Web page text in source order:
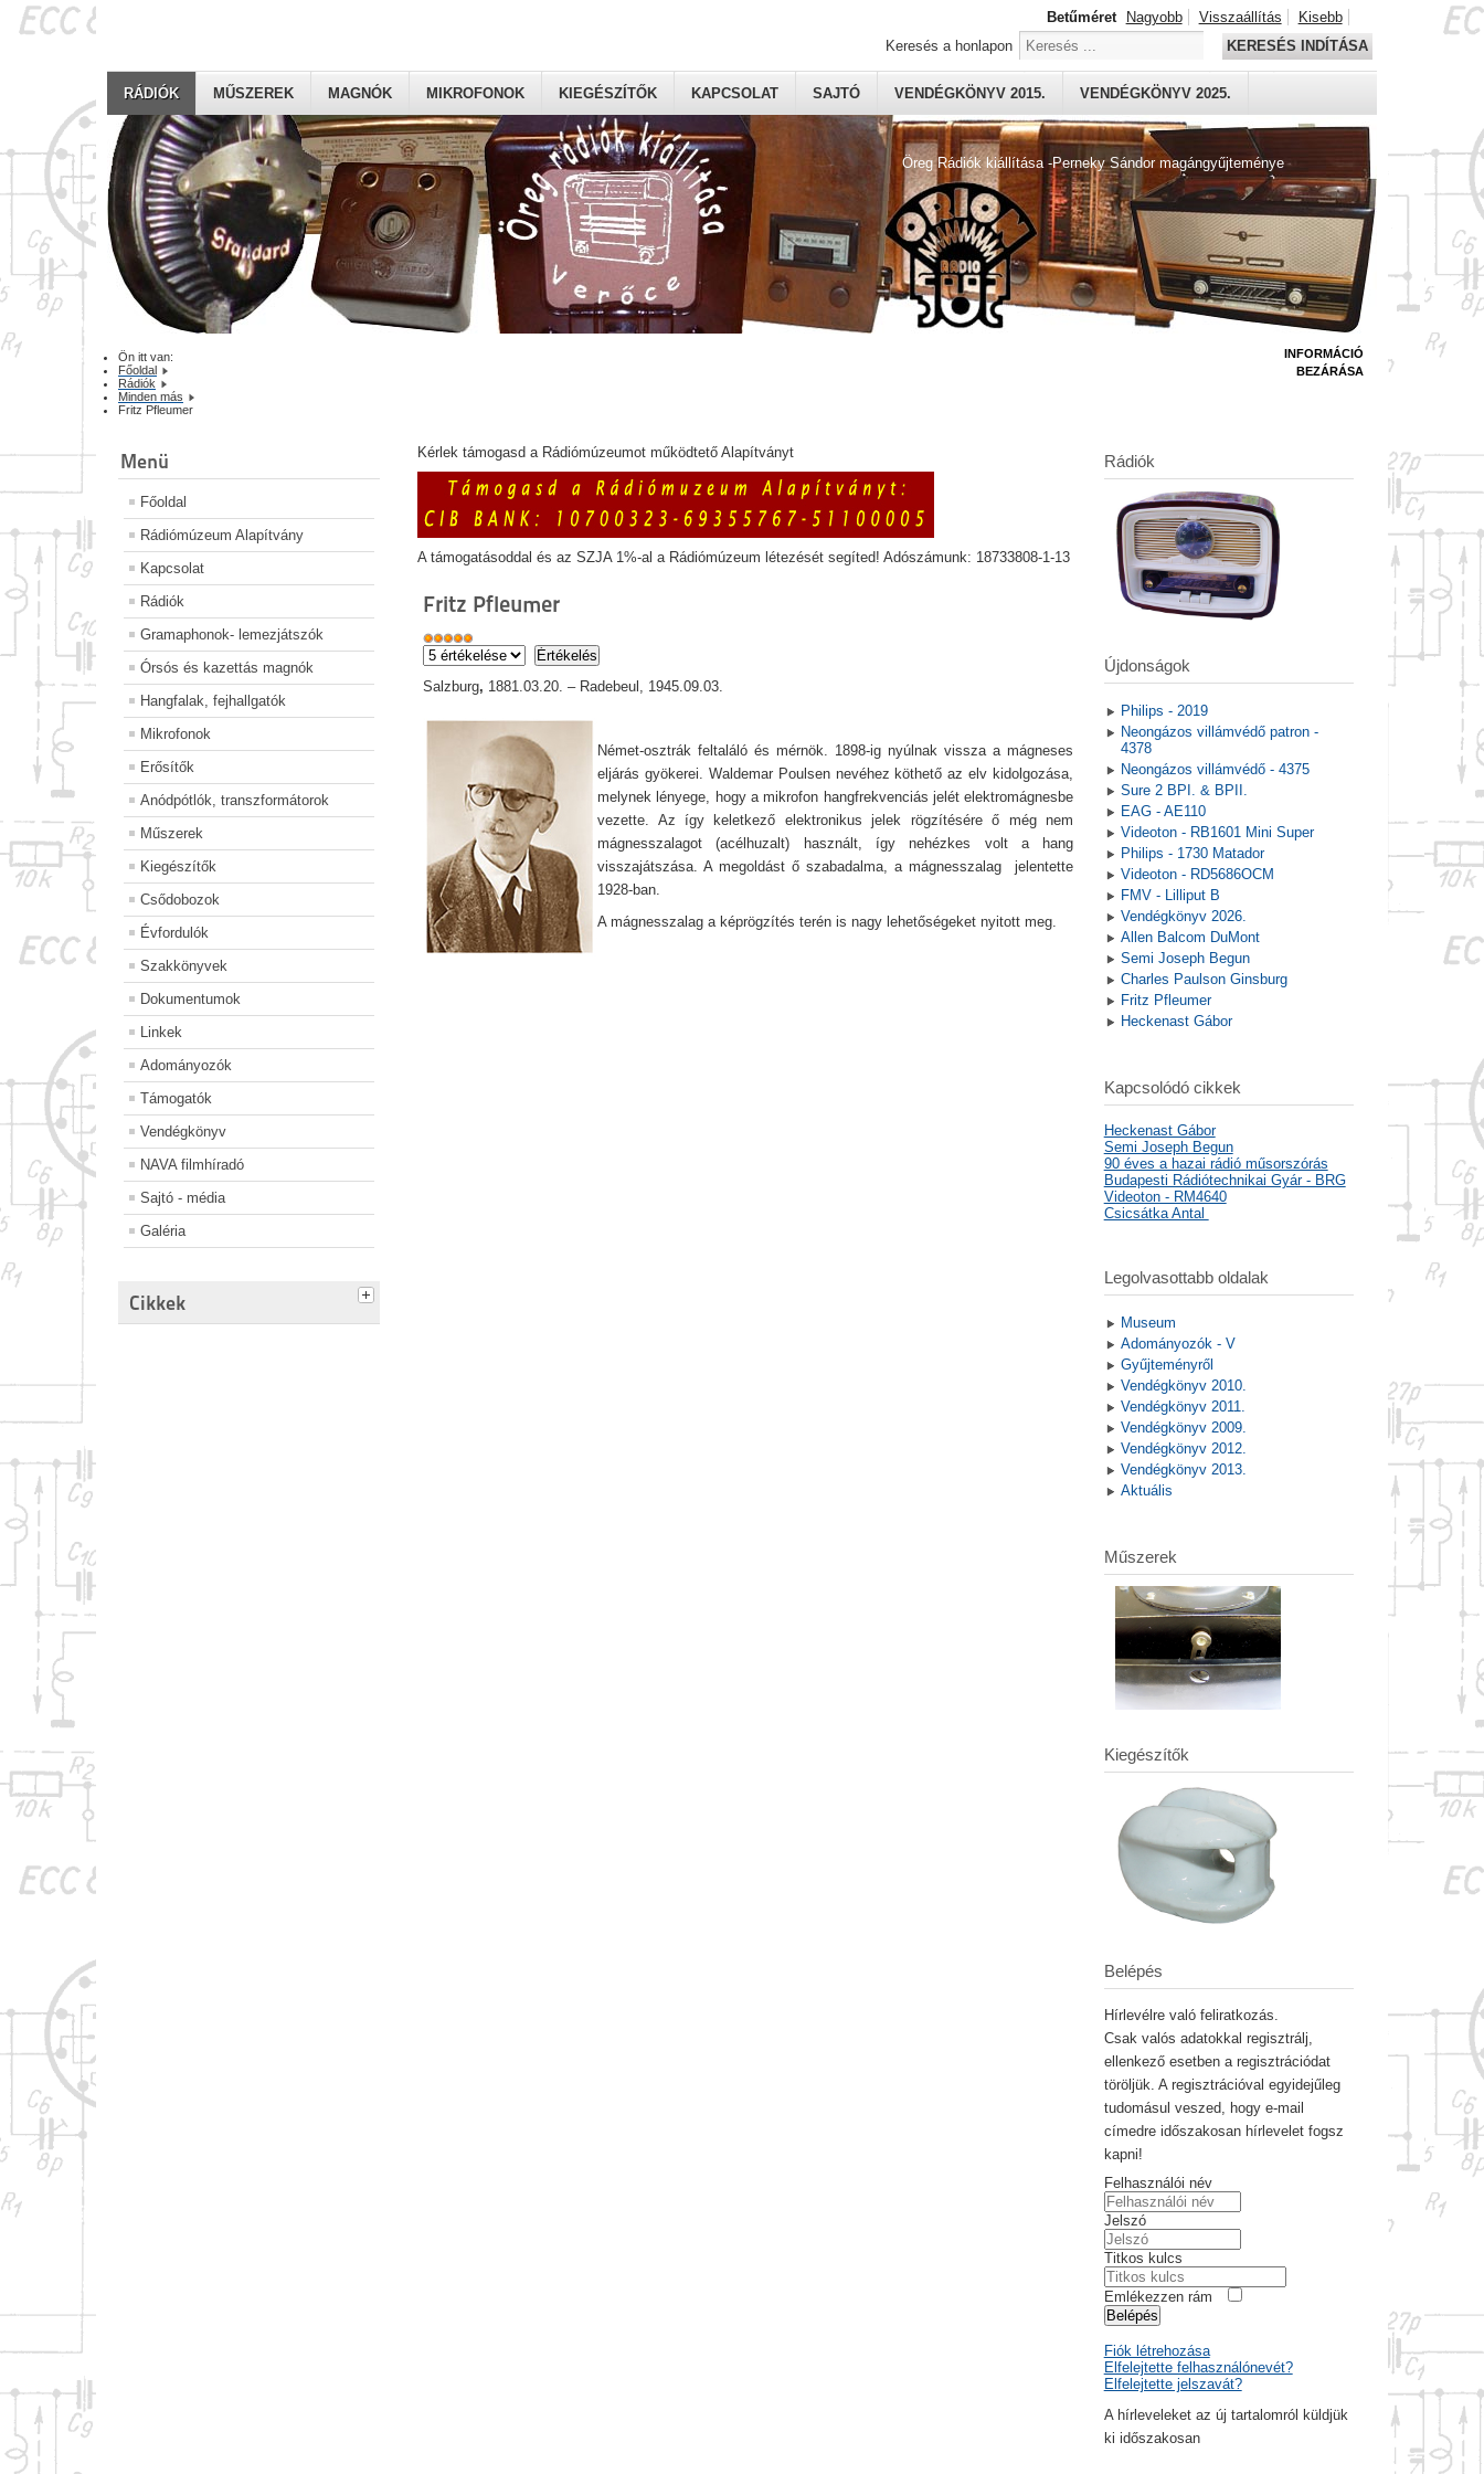
Öreg Rádiók kiállítása -Perneky Sándor magángyűjteménye
RÁDIÓK MŰSZEREK MAGNÓK MIKROFONOK KIEGÉSZÍTŐK KAPCSOLAT SAJTÓ VENDÉGKÖNYV 2015. VENDÉGKÖNYV 2025.
Betűméret Nagyobb Visszaállítás
Kisebb
Keresés a honlapon
KERESÉS INDÍTÁSA
Ön itt van:
Főoldal
Rádiók
Minden más
Fritz Pfleumer
Menü
Főoldal
Rádiómúzeum Alapítvány
Kapcsolat
Rádiók
Gramaphonok- lemezjátszók
Órsós és kazettás magnók
Hangfalak, fejhallgatók
Mikrofonok
Erősítők
Anódpótlók, transzformátorok
Műszerek
Kiegészítők
Csődobozok
Évfordulók
Szakkönyvek
Dokumentumok
Linkek
Adományozók
Támogatók
Vendégkönyv
NAVA filmhíradó
Sajtó - média
Galéria
Cikkek
Kérlek támogasd a Rádiómúzeumot működtető Alapítványt
A támogatásoddal és az SZJA 1%-al a Rádiómúzeum létezését segíted! Adószámunk: 18733808-1-13
Fritz Pfleumer
Salzburg, 1881.03.20. – Radebeul, 1945.09.03.
Német-osztrák feltaláló és mérnök. 1898-ig nyúlnak vissza a mágneses
eljárás gyökerei. Waldemar Poulsen nevéhez köthető az elv kidolgozása,
melynek lényege, hogy a mikrofon hangfrekvenciás jelét elektromágnesbe
vezette. Az így keletkező elektronikus jelek rögzítésére ő még nem
mágnesszalagot (acélhuzalt) használt, így nehézkes volt a hang
visszajátszása. A megoldást ő szabadalma, a mágnesszalag jelentette
1928-ban.
A mágnesszalag a képrögzítés terén is nagy lehetőségeket nyitott meg.
INFORMÁCIÓ
BEZÁRÁSA
Rádiók
Újdonságok
Philips - 2019
Neongázos villámvédő patron -
4378
Neongázos villámvédő - 4375
Sure 2 BPI. & BPII.
EAG - AE110
Videoton - RB1601 Mini Super
Philips - 1730 Matador
Videoton - RD5686OCM
FMV - Lilliput B
Vendégkönyv 2026.
Allen Balcom DuMont
Semi Joseph Begun
Charles Paulson Ginsburg
Fritz Pfleumer
Heckenast Gábor
Kapcsolódó cikkek
Heckenast Gábor
Semi Joseph Begun
90 éves a hazai rádió műsorszórás
Budapesti Rádiótechnikai Gyár - BRG
Videoton - RM4640
Csicsátka Antal
Legolvasottabb oldalak
Museum
Adományozók - V
Gyűjteményről
Vendégkönyv 2010.
Vendégkönyv 2011.
Vendégkönyv 2009.
Vendégkönyv 2012.
Vendégkönyv 2013.
Aktuális
Műszerek
Kiegészítők
Belépés
Hírlevélre való feliratkozás.
Csak valós adatokkal regisztrálj,
ellenkező esetben a regisztrációdat
töröljük. A regisztrációval egyidejűleg
tudomásul veszed, hogy e-mail
címedre időszakosan hírlevelet fogsz
kapni!
Felhasználói név
Jelszó
Titkos kulcs
Emlékezzen rám
Belépés
Fiók létrehozása
Elfelejtette felhasználónevét?
Elfelejtette jelszavát?
A hírleveleket az új tartalomról küldjük
ki időszakosan